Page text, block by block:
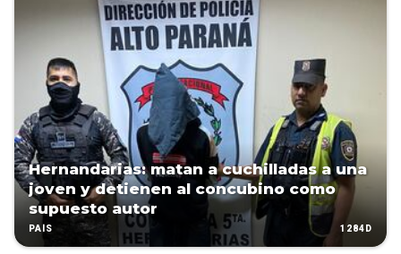
Hernandarias: matan a cuchilladas a una
joven y detienen al concubino como
supuesto autor
PAÍS 1284D